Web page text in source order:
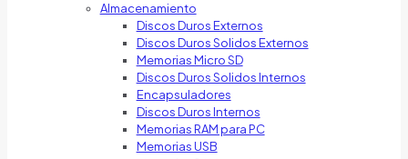
Almacenamiento
Discos Duros Externos
Discos Duros Solidos Externos
Memorias Micro SD
Discos Duros Solidos Internos
Encapsuladores
Discos Duros Internos
Memorias RAM para PC
Memorias USB